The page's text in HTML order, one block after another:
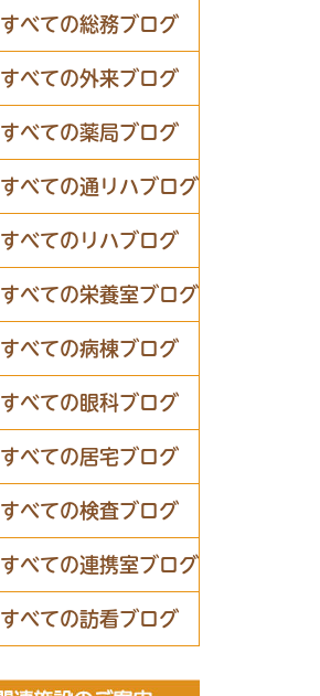
すべての総務ブログ
すべての外来ブログ
すべての薬局ブログ
すべての通リハブログ
すべてのリハブログ
すべての栄養室ブログ
すべての病棟ブログ
すべての眼科ブログ
すべての居宅ブログ
すべての検査ブログ
すべての連携室ブログ
すべての訪看ブログ